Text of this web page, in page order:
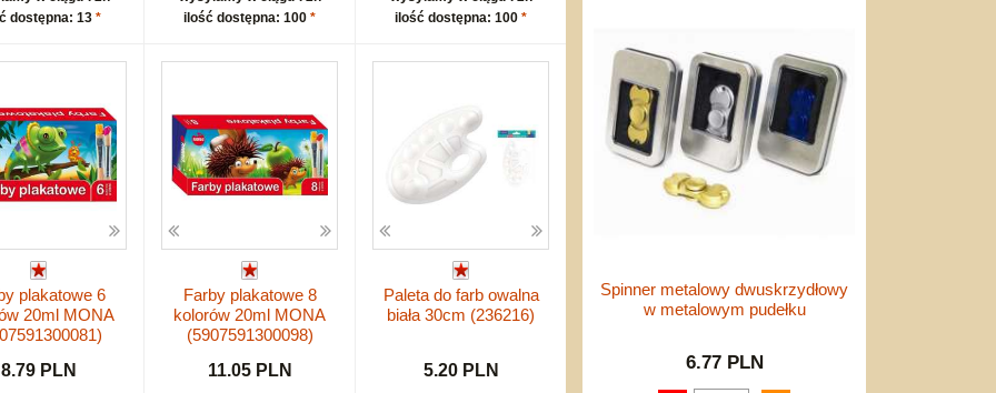
dostępna: 13 *
ilość dostępna: 100 *
ilość dostępna: 100 *
plakatowe 6
20ml MONA
8.79 PLN
Farby plakatowe 8
kolorów 20ml MONA
(5907591300098)
11.05 PLN
Paleta do farb owalna
biała 30cm (236216)
5.20 PLN
Spinner metalowy dwuskrzydłowy
w metalowym pudełku
6.77 PLN